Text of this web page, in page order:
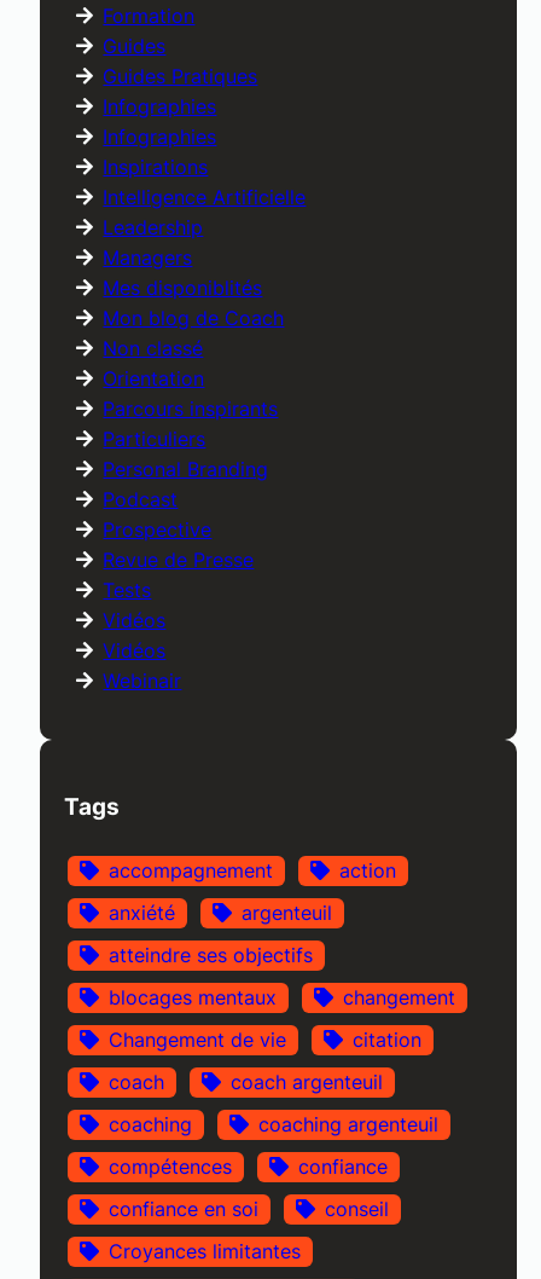
Formation
Guides
Guides Pratiques
Infographies
Infographies
Inspirations
Intelligence Artificielle
Leadership
Managers
Mes disponiblités
Mon blog de Coach
Non classé
Orientation
Parcours inspirants
Particuliers
Personal Branding
Podcast
Prospective
Revue de Presse
Tests
Vidéos
Vidéos
Webinair
Tags
accompagnement
action
anxiété
argenteuil
atteindre ses objectifs
blocages mentaux
changement
Changement de vie
citation
coach
coach argenteuil
coaching
coaching argenteuil
compétences
confiance
confiance en soi
conseil
Croyances limitantes